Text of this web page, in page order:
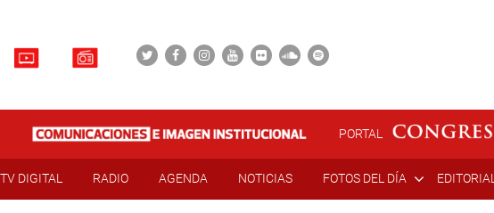
PORTAL
TV DIGITAL RADIO AGENDA NOTICIAS FOTOS DEL DÍA EDITORIAL